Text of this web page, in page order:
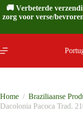
Ga
naar
de
🚚 Verbeterde
zorg voor verse/
Home / Braziliaanse
Dacolonia Pacoca Trad.